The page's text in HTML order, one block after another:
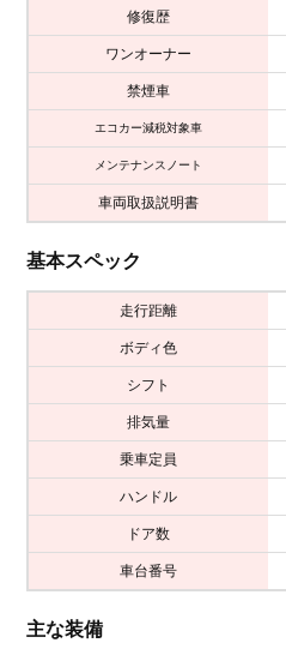
修復歴
ワンオーナー
禁煙車
エコカー減税対象車
メンテナンスノート
車両取扱説明書
基本スペック
走行距離
ボディ色
シフト
排気量
乗車定員
ハンドル
ドア数
車台番号
主な装備